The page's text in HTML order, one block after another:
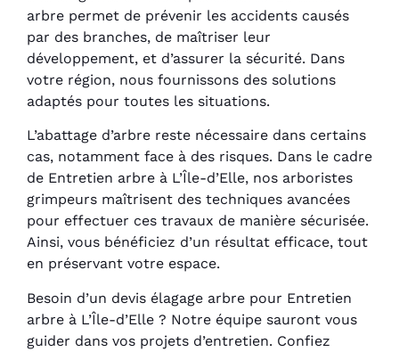
arbre permet de prévenir les accidents causés
par des branches, de maîtriser leur
développement, et d’assurer la sécurité. Dans
votre région, nous fournissons des solutions
adaptés pour toutes les situations.
L’abattage d’arbre reste nécessaire dans certains
cas, notamment face à des risques. Dans le cadre
de Entretien arbre à L’Île-d’Elle, nos arboristes
grimpeurs maîtrisent des techniques avancées
pour effectuer ces travaux de manière sécurisée.
Ainsi, vous bénéficiez d’un résultat efficace, tout
en préservant votre espace.
Besoin d’un devis élagage arbre pour Entretien
arbre à L’Île-d’Elle ? Notre équipe sauront vous
guider dans vos projets d’entretien. Confiez